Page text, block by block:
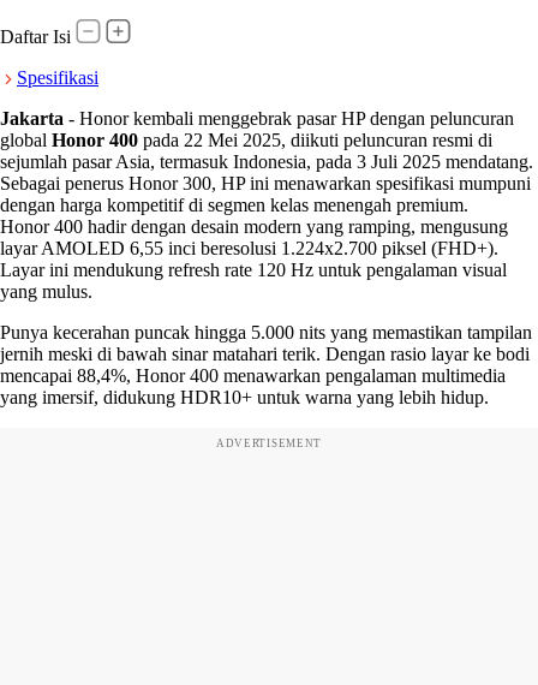
Daftar Isi
Spesifikasi
Jakarta - Honor kembali menggebrak pasar HP dengan peluncuran
global Honor 400 pada 22 Mei 2025, diikuti peluncuran resmi di
sejumlah pasar Asia, termasuk Indonesia, pada 3 Juli 2025 mendatang.
Sebagai penerus Honor 300, HP ini menawarkan spesifikasi mumpuni
dengan harga kompetitif di segmen kelas menengah premium.
Honor 400 hadir dengan desain modern yang ramping, mengusung
layar AMOLED 6,55 inci beresolusi 1.224x2.700 piksel (FHD+).
Layar ini mendukung refresh rate 120 Hz untuk pengalaman visual
yang mulus.
Punya kecerahan puncak hingga 5.000 nits yang memastikan tampilan
jernih meski di bawah sinar matahari terik. Dengan rasio layar ke bodi
mencapai 88,4%, Honor 400 menawarkan pengalaman multimedia
yang imersif, didukung HDR10+ untuk warna yang lebih hidup.
ADVERTISEMENT